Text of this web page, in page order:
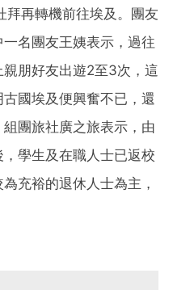
拜再轉機前往埃及。團友
名團友王姨表示，過往
朋好友出遊2至3次，這
國埃及便興奮不已，還
團旅社廣之旅表示，由
學生及在職人士已返校
充裕的退休人士為主，